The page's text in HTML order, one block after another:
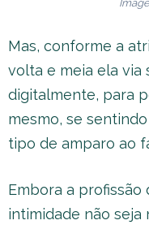
Mas, conforme a
volta e meia ela via
digitalmente, para
mesmo, se
tipo de amparo ao
Embora a
intimidade não seja